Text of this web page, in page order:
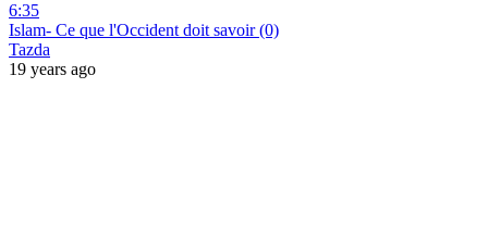
6:35
Islam- Ce que l'Occident doit savoir (0)
Tazda
19 years ago